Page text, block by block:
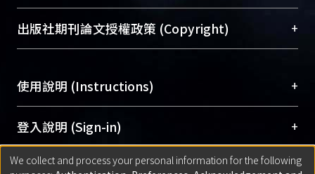
To permanently archive and promote researcher
profiles and scholarly works, Library integrates the
services of “NTU Repository” with “Academic
開放取用是從使用者角度提升資訊取用性的社會運
動，應用在學術研究上是透過將研究著作公開供使
用逐年攀升。同時可加速研究發展、提升研究影響
Archive）平台。 （點選深入了解OA）
出版社期刊論文授權政策 (Copyright) +
含部分內容的版權非匯入者所有，或由第三方贊
助與合作完成，請確認該版權所有者及第三方同
意提供此授權。
Please represent that the submission is your
original work, and that you have the right to
使用說明 (Instructions) +
網站簡介(Quickstart Guide)
使用手冊(Instruction Manual)
線上預約服務(Booking Service)
登入說明 (Sign-in) +
方案一：臺灣大學計算機中心帳號登入
匯入著作 (Submission) +
We collect and process your personal information for the following